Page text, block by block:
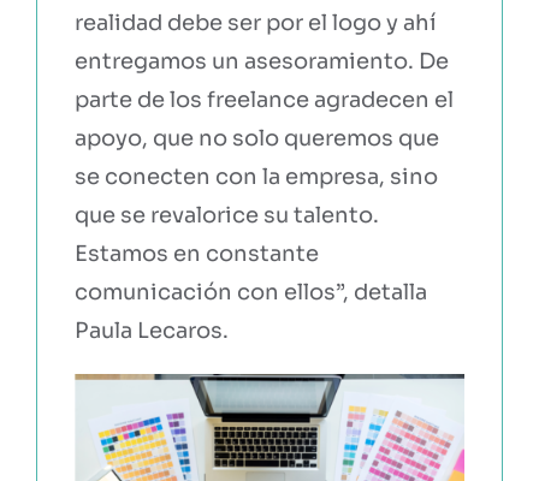
realidad debe ser por el logo y ahí
entregamos un asesoramiento. De
parte de los freelance agradecen el
apoyo, que no solo queremos que
se conecten con la empresa, sino
que se revalorice su talento.
Estamos en constante
comunicación con ellos”, detalla
Paula Lecaros.